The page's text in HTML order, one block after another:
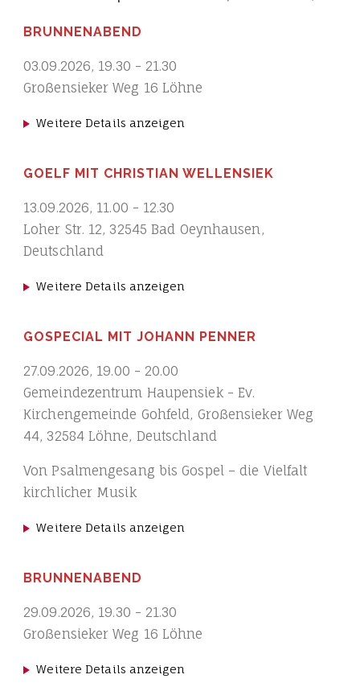
BRUNNENABEND
03.09.2026, 19.30 -21.30
Großensieker Weg 16 Löhne
Weitere Details anzeigen
GOELF MIT CHRISTIAN WELLENSIEK
13.09.2026, 11.00 - 12.30
Loher Str. 12, 32545 Bad Oeynhausen,
Deutschland
Weitere Details anzeigen
GOSPECIAL MIT JOHANN PENNER
27.09.2026, 19.00 -20.00
Gemeindezentrum Haupensiek - Ev.
Kirchengemeinde Gohfeld, Großensieker Weg
44, 32584 Löhne, Deutschland
Von Psalmengesang bis Gospel – die Vielfalt
kirchlicher Musik
Weitere Details anzeigen
BRUNNENABEND
29.09.2026, 19.30 -21.30
Großensieker Weg 16 Löhne
Weitere Details anzeigen